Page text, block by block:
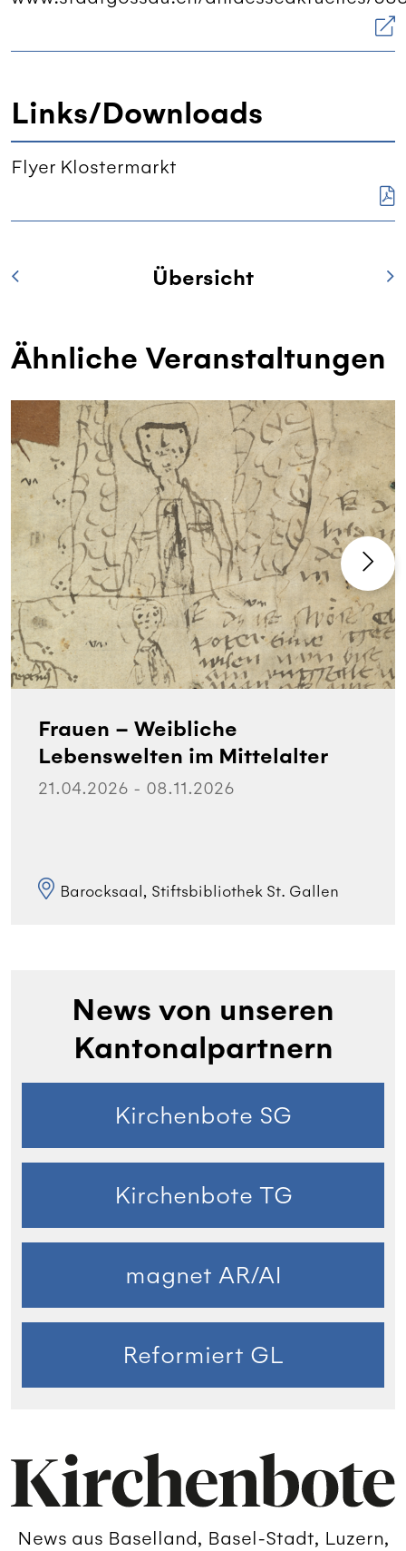
Links/Downloads
Flyer Klostermarkt
Übersicht
Ähnliche Veranstaltungen
Frauen – Weibliche
Lebenswelten im Mittelalter
21.04.2026 - 08.11.2026
Barocksaal, Stiftsbibliothek St. Gallen
News von unseren
Kantonalpartnern
Kirchenbote SG
Kirchenbote TG
magnet AR/AI
Reformiert GL
News aus Baselland, Basel-Stadt, Luzern,